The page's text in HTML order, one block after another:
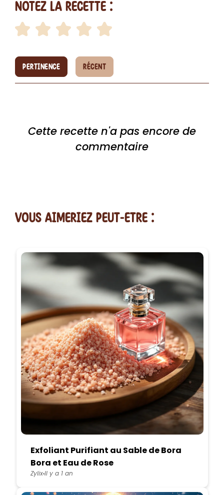
Notez la recette :
PERTINENCE RÉCENT
Cette recette n'a pas encore de
commentaire
vous AIMERiEZ PEUT-ETRE :
Exfoliant Purifiant au Sable de Bora
Bora et Eau de Rose
ZylixIl y a 1 an